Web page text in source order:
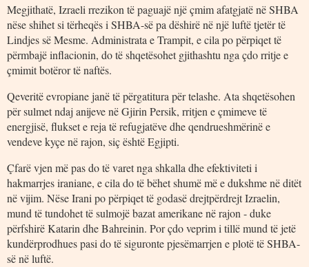
Megjithatë, Izraeli rrezikon të paguajë një çmim afatgjatë në SHBA
nëse shihet si tërheqës i SHBA-së pa dëshirë në një luftë tjetër të
Lindjes së Mesme. Administrata e Trampit, e cila po përpiqet të
përmbajë inflacionin, do të shqetësohet gjithashtu nga çdo rritje e
çmimit botëror të naftës.
Qeveritë evropiane janë të përgatitura për telashe. Ata shqetësohen
për sulmet ndaj anijeve në Gjirin Persik, rritjen e çmimeve të
energjisë, flukset e reja të refugjatëve dhe qendrueshmërinë e
vendeve kyçe në rajon, siç është Egjipti.
Çfarë vjen më pas do të varet nga shkalla dhe efektiviteti i
hakmarrjes iraniane, e cila do të bëhet shumë më e dukshme në ditët
në vijim. Nëse Irani po përpiqet të godasë drejtpërdrejt Izraelin,
mund të tundohet të sulmojë bazat amerikane në rajon - duke
përfshirë Katarin dhe Bahreinin. Por çdo veprim i tillë mund të jetë
kundërprodhues pasi do të siguronte pjesëmarrjen e plotë të SHBA-
së në luftë.